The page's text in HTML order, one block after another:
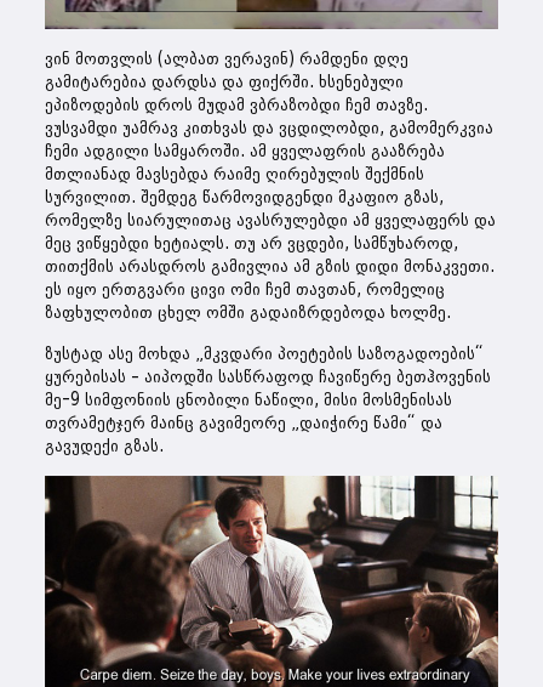
ვინ მოთვლის (ალბათ ვერავინ) რამდენი დღე
გამიტარებია დარდსა და ფიქრში. ხსენებული
ეპიზოდების დროს მუდამ ვბრაზობდი ჩემ თავზე.
ვუსვამდი უამრავ კითხვას და ვცდილობდი, გამომერკვია
ჩემი ადგილი სამყაროში. ამ ყველაფრის გააზრება
მთლიანად მავსებდა რაიმე ღირებულის შექმნის
სურვილით. შემდეგ წარმოვიდგენდი მკაფიო გზას,
რომელზე სიარულითაც ავასრულებდი ამ ყველაფერს და
მეც ვიწყებდი ხეტიალს. თუ არ ვცდები, სამწუხაროდ,
თითქმის არასდროს გამივლია ამ გზის დიდი მონაკვეთი.
ეს იყო ერთგვარი ცივი ომი ჩემ თავთან, რომელიც
ზაფხულობით ცხელ ომში გადაიზრდებოდა ხოლმე.
ზუსტად ასე მოხდა „მკვდარი პოეტების საზოგადოების“
ყურებისას – აიპოდში სასწრაფოდ ჩავიწერე ბეთჰოვენის
მე-9 სიმფონიის ცნობილი ნაწილი, მისი მოსმენისას
თვრამეტჯერ მაინც გავიმეორე „დაიჭირე წამი“ და
გავუდექი გზას.